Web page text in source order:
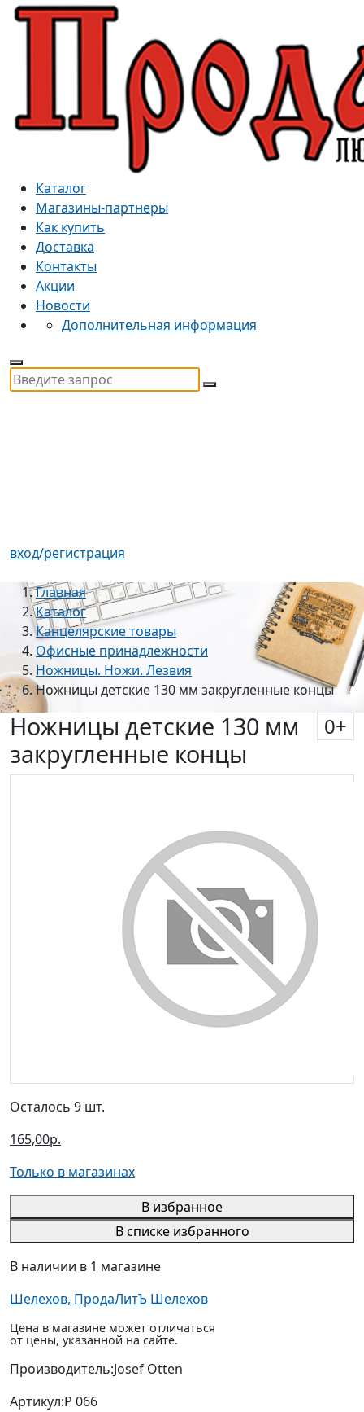
Каталог
Магазины-партнеры
Как купить
Доставка
Контакты
Акции
Новости
Дополнительная информация
вход/регистрация
Главная
Каталог
Канцелярские товары
Офисные принадлежности
Ножницы. Ножи. Лезвия
Ножницы детские 130 мм закругленные концы
Ножницы детские 130 мм
закругленные концы
0+
Осталось 9 шт.
165,00р.
Только в магазинах
В избранное
В списке избранного
В наличии в 1 магазине
Шелехов, ПродаЛитЪ Шелехов
Цена в магазине может отличаться
от цены, указанной на сайте.
Производитель:Josef Otten
Артикул:P 066